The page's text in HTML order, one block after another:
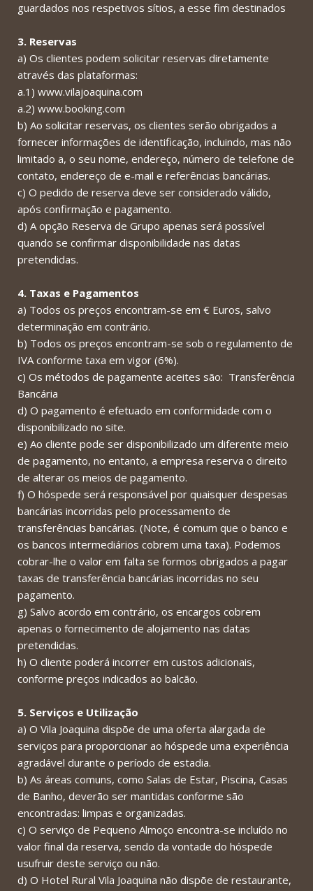
guardados nos respetivos sítios, a esse fim destinados
3. Reservas
a) Os clientes podem solicitar reservas diretamente
através das plataformas:
a.1) www.vilajoaquina.com
a.2) www.booking.com
b) Ao solicitar reservas, os clientes serão obrigados a
fornecer informações de identificação, incluindo, mas não
limitado a, o seu nome, endereço, número de telefone de
contato, endereço de e-mail e referências bancárias.
c) O pedido de reserva deve ser considerado válido,
após confirmação e pagamento.
d) A opção Reserva de Grupo apenas será possível
quando se confirmar disponibilidade nas datas
pretendidas.
4. Taxas e Pagamentos
a) Todos os preços encontram-se em € Euros, salvo
determinação em contrário.
b) Todos os preços encontram-se sob o regulamento de
IVA conforme taxa em vigor (6%).
c) Os métodos de pagamente aceites são: Transferência
Bancária
d) O pagamento é efetuado em conformidade com o
disponibilizado no site.
e) Ao cliente pode ser disponibilizado um diferente meio
de pagamento, no entanto, a empresa reserva o direito
de alterar os meios de pagamento.
f) O hóspede será responsável por quaisquer despesas
bancárias incorridas pelo processamento de
transferências bancárias. (Note, é comum que o banco e
os bancos intermediários cobrem uma taxa). Podemos
cobrar-lhe o valor em falta se formos obrigados a pagar
taxas de transferência bancárias incorridas no seu
pagamento.
g) Salvo acordo em contrário, os encargos cobrem
apenas o fornecimento de alojamento nas datas
pretendidas.
h) O cliente poderá incorrer em custos adicionais,
conforme preços indicados ao balcão.
5. Serviços e Utilização
a) O Vila Joaquina dispõe de uma oferta alargada de
serviços para proporcionar ao hóspede uma experiência
agradável durante o período de estadia.
b) As áreas comuns, como Salas de Estar, Piscina, Casas
de Banho, deverão ser mantidas conforme são
encontradas: limpas e organizadas.
c) O serviço de Pequeno Almoço encontra-se incluído no
valor final da reserva, sendo da vontade do hóspede
usufruir deste serviço ou não.
d) O Hotel Rural Vila Joaquina não dispõe de restaurante,